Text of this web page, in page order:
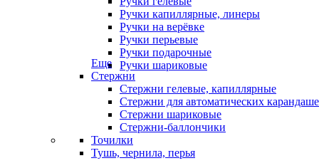
Ручки капиллярные, линеры
Ручки на верёвке
Ручки перьевые
Ручки подарочные
Ручки шариковые
Еще
Стержни
Стержни гелевые, капиллярные
Стержни для автоматических
Стержни шариковые
Стержни-баллончики
Точилки
Тушь, чернила, перья